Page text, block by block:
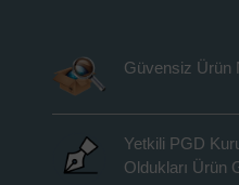
Güvensiz Ürün
Yetkili PGD
Oldukları Ürün